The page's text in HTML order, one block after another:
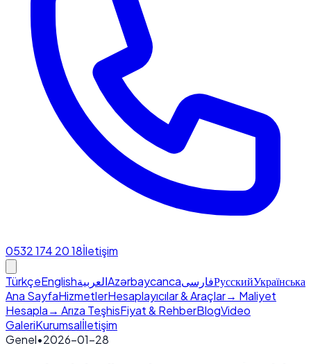
0532 174 20 18İletişim
TürkçeEnglishالعربيةAzərbaycancaفارسیРусскийУкраїнська
Ana SayfaHizmetlerHesaplayıcılar & Araçlar→ Maliyet
Hesapla→ Arıza TeşhisFiyat & RehberBlogVideo
GaleriKurumsalİletişim
Genel•2026-01-28